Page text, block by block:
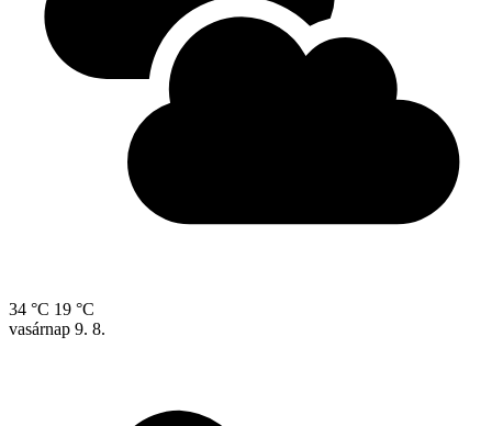
34 °C 19 °C
vasárnap 9. 8.